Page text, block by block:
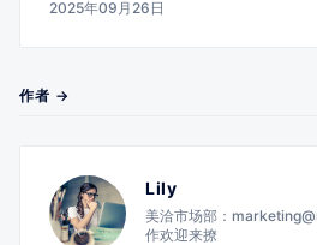
2025年09月26日
作者 →
Lily
美洽市场部：
作欢迎来撩